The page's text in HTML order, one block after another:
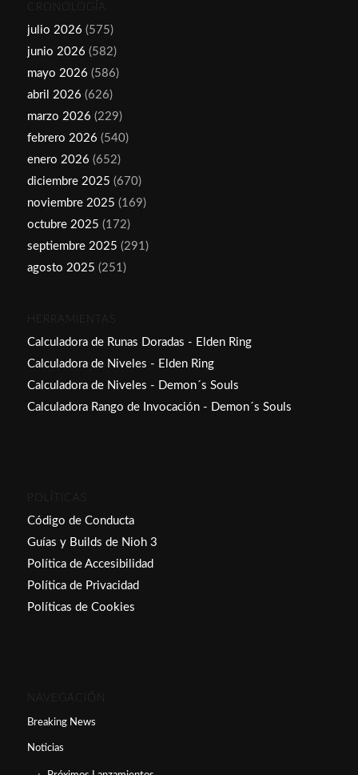
CRONOLOGÍA
julio 2026 (575)
junio 2026 (582)
mayo 2026 (586)
abril 2026 (626)
marzo 2026 (229)
febrero 2026 (540)
enero 2026 (652)
diciembre 2025 (670)
noviembre 2025 (169)
octubre 2025 (172)
septiembre 2025 (291)
agosto 2025 (251)
HERRAMIENTAS
Calculadora de Runas Doradas - Elden Ring
Calculadora de Niveles - Elden Ring
Calculadora de Niveles - Demon´s Souls
Calculadora Rango de Invocación - Demon´s Souls
POLÍTICAS
Código de Conducta
Guías y Builds de Nioh 3
Política de Accesibilidad
Política de Privacidad
Políticas de Cookies
NAVEGACIÓN
Breaking News
Noticias